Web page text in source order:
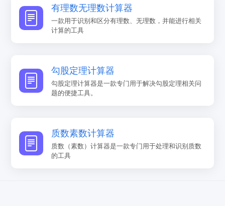
有理数无理数计算器
一款用于识别和区分有理数、无理数，并能进行相关
计算的工具
勾股定理计算器
勾股定理计算器是一款专门用于解决勾股定理相关问
题的便捷工具。
质数素数计算器
质数（素数）计算器是一款专门用于处理和识别质数
的工具